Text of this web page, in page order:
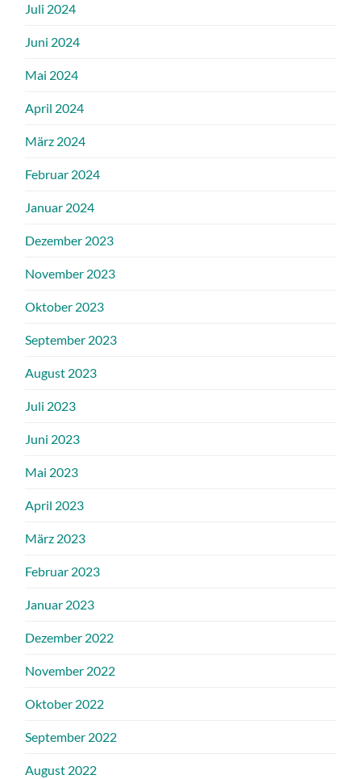
Juli 2024
Juni 2024
Mai 2024
April 2024
März 2024
Februar 2024
Januar 2024
Dezember 2023
November 2023
Oktober 2023
September 2023
August 2023
Juli 2023
Juni 2023
Mai 2023
April 2023
März 2023
Februar 2023
Januar 2023
Dezember 2022
November 2022
Oktober 2022
September 2022
August 2022